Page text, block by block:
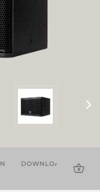
DOWNLOADS